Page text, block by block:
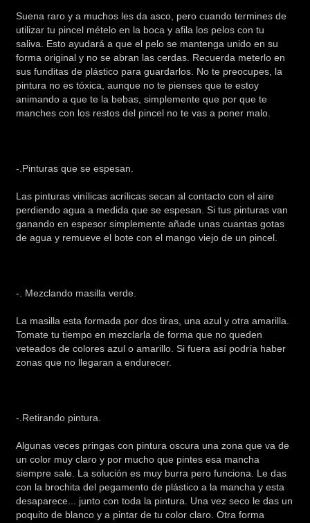
Suena raro y a muchos les da asco, pero cuando termines de
utilizar tu pincel mételo en la boca y afila los pelos con tu
saliva. Esto ayudará a que el pelo se mantenga unido en su
forma original y no se abran las cerdas. Recuerda meterlo en
sus funditas de plástico para guardarlos. No te preocupes, la
pintura no es tóxica, aunque no te pienses que te estoy
animando a que te la bebas, simplemente que por que te
manches con los restos del pincel no te vas a poner malo.
-.Pinturas que se espesan.
Las pinturas vinílicas acrílicas secan al contacto con el aire
perdiendo agua a medida que se espesan. Si tus pinturas van
ganando en espesor simplemente añade unas cuantas gotas
de agua y remueve el bote con el mango viejo de un pincel.
-. Mezclando masilla verde.
La masilla esta formada por dos tiras, una azul y otra amarilla.
Tomate tu tiempo en mezclarla de forma que no queden
veteados de colores azul o amarillo. Si fuera así podría haber
zonas que no llegaran a endurecer.
-.Retirando pintura.
Algunas veces pringas con pintura oscura una zona que va de
un color muy claro y por mucho que pintes esa mancha
siempre sale. La solución es muy burra pero funciona. Le das
con la brochita del pegamento de plástico a la mancha y esta
desaparece... junto con toda la pintura. Una vez seco le das un
poquito de blanco y a pintar de tu color claro. Otra forma